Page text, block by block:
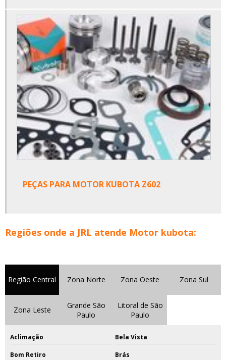
PEÇAS PARA MOTOR KUBOTA Z602
Regiões onde a JRL atende Motor kubota:
Região Central Zona Norte Zona Oeste Zona Sul
Zona Leste
Grande São
Paulo
Litoral de São
Paulo
Aclimação Bela Vista
Bom Retiro Brás